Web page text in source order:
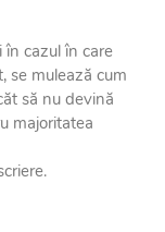
în cazul în care
se mulează cum
să nu devină
majoritatea